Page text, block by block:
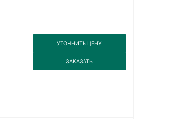
УТОЧНИТЬ ЦЕНУ
ЗАКАЗАТЬ